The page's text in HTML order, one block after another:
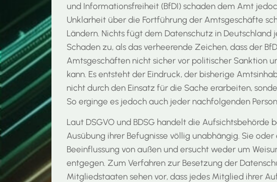
und Informationsfreiheit (BfDI) schaden dem Amt
Unklarheit über die Fortführung der Amtsgeschäfte
Ländern. Nichts fügt dem Datenschutz in
Schaden zu, als das verheerende Zeichen, dass der
Amtsgeschäften nicht sicher vor politischer Sanktion
kann. Es entsteht der Eindruck, der bisherige
nicht durch den Einsatz für die Sache erarbeiten,
So erginge es jedoch auch jeder nachfolgenden
Laut DSGVO und BDSG handelt die
Ausübung ihrer Befugnisse völlig unabhängig. Sie
Beeinflussung von außen und ersucht weder um
entgegen. Zum Verfahren zur Besetzung der
Mitgliedstaaten sehen vor, dass jedes Mitglied ihrer